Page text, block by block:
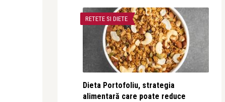
RETETE SI DIETE
Dieta Portofoliu, strategia
alimentară care poate reduce